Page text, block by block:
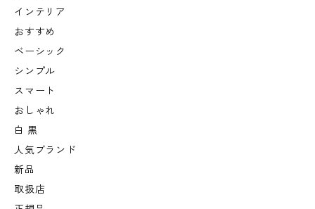
インテリア
おすすめ
ベーシック
シンプル
スマート
おしゃれ
白 黒
人気ブランド
新品
取扱店